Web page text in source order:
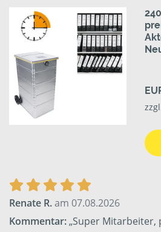
Renate R.am 07.08.2026
Kommentar:„Super Mitarbeiter,